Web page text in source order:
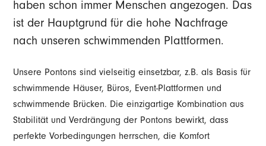
haben schon immer Menschen angezogen. Das
ist der Hauptgrund für die hohe Nachfrage
nach unseren schwimmenden Plattformen.
Unsere Pontons sind vielseitig einsetzbar, z.B. als Basis für
schwimmende Häuser, Büros, Event-Plattformen und
schwimmende Brücken. Die einzigartige Kombination aus
Stabilität und Verdrängung der Pontons bewirkt, dass
perfekte Vorbedingungen herrschen, die Komfort